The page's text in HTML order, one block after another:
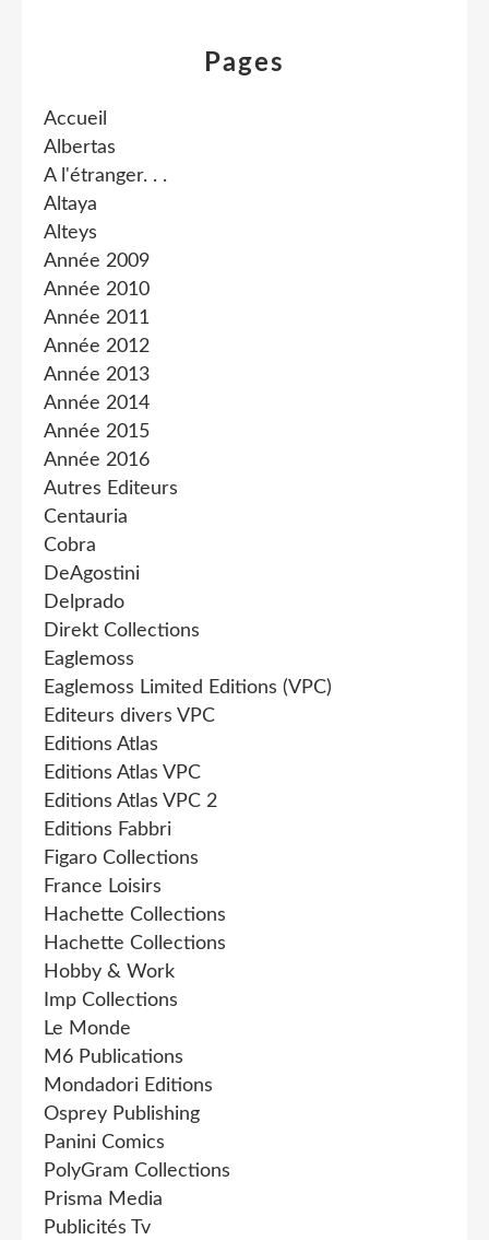
Pages
Accueil
Albertas
A l'étranger. . .
Altaya
Alteys
Année 2009
Année 2010
Année 2011
Année 2012
Année 2013
Année 2014
Année 2015
Année 2016
Autres Editeurs
Centauria
Cobra
DeAgostini
Delprado
Direkt Collections
Eaglemoss
Eaglemoss Limited Editions (VPC)
Editeurs divers VPC
Editions Atlas
Editions Atlas VPC
Editions Atlas VPC 2
Editions Fabbri
Figaro Collections
France Loisirs
Hachette Collections
Hachette Collections
Hobby & Work
Imp Collections
Le Monde
M6 Publications
Mondadori Editions
Osprey Publishing
Panini Comics
PolyGram Collections
Prisma Media
Publicités Tv